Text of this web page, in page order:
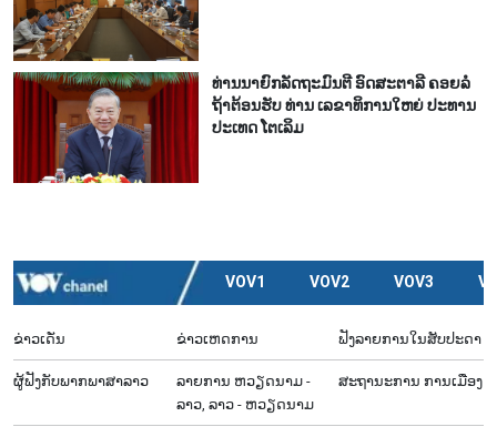
ທ່ານ​ນາ​ຍົກ​ລັດ​ຖະ​ມົນ​ຕີ ອົດ​ສະ​ຕາ​ລີ ​ຄອຍລໍ​
ຖ້າ​ຕ້ອນ​ຮັບ ທ່ານ ເລ​ຂາ​ທິ​ການ​ໃຫຍ່ ປະ​ທານ​
ປະ​ເທດ ໂຕ​ເລິມ
VOV1 VOV2 VOV3
ຂ່າວເດັ່ນ ຂ່າວເຫດການ ຟັງລາຍການໃນສັບປະດາ
ຜູ້​ຟັງ​ກັບ​ພາກ​ພາ​ສາ​ລາວ
ລາຍ​ການ ຫວຽດນາມ -
ລາວ, ລາວ - ຫວຽດນາມ
ສະຖານະການ ການເມືອງ